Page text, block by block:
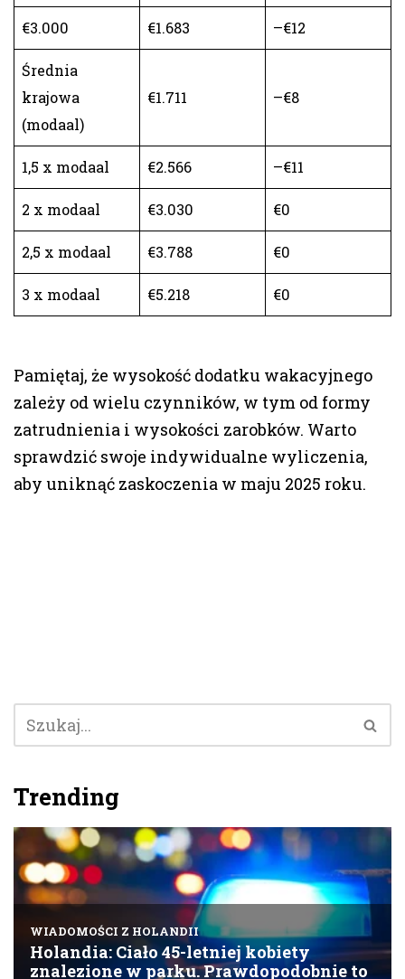
€3.000 €1.683 –€12
Średnia
krajowa
(modaal)
€1.711 –€8
1,5 x modaal €2.566 –€11
2 x modaal €3.030 €0
2,5 x modaal €3.788 €0
3 x modaal €5.218 €0
Pamiętaj, że wysokość dodatku wakacyjnego
zależy od wielu czynników, w tym od formy
zatrudnienia i wysokości zarobków. Warto
sprawdzić swoje indywidualne wyliczenia,
aby uniknąć zaskoczenia w maju 2025 roku.
Trending